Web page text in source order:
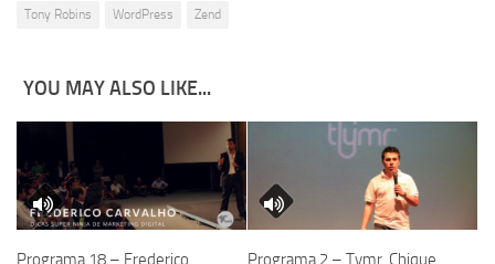
Tony Robins
WordPress Zend
YOU MAY ALSO LIKE...
Programa 18 – Frederico Programa 2 – Tymr, Chique,